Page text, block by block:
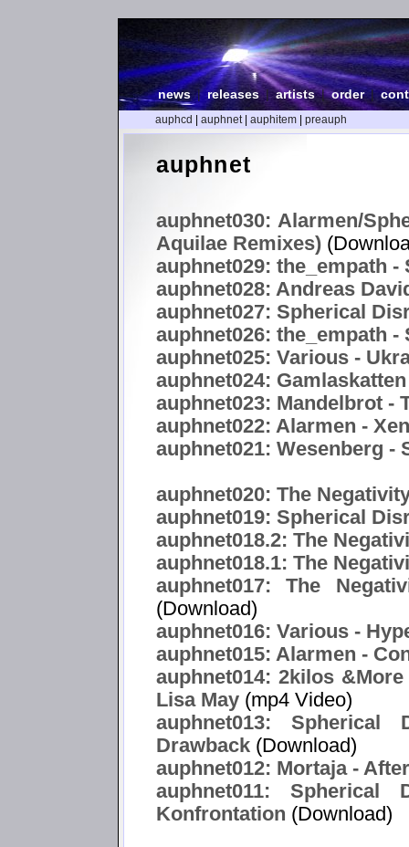
news| releases |artists|order|
auphcd auphnet| auphitem preauph
auphnet
auphnet030: Alarmen/
Aquilae Remixes)
auphnet029: the_empath -
auphnet028: Andreas
auphnet027: Spherical
auphnet026: the_empath -
auphnet025: Various -
auphnet024:
auphnet023: Mandelbrot -
auphnet022: Alarmen -
auphnet021: Wesenberg -
auphnet020: The
auphnet019: Spherical
auphnet018.2: The
auphnet018.1: The
auphnet017: The
(Download)
auphnet016: Various -
auphnet015: Alarmen -
auphnet014: 2kilos
Lisa May (mp4 Video)
auphnet013:
Drawback (Download)
auphnet012: Mortaja -
auphnet011:
Konfrontation (Download)